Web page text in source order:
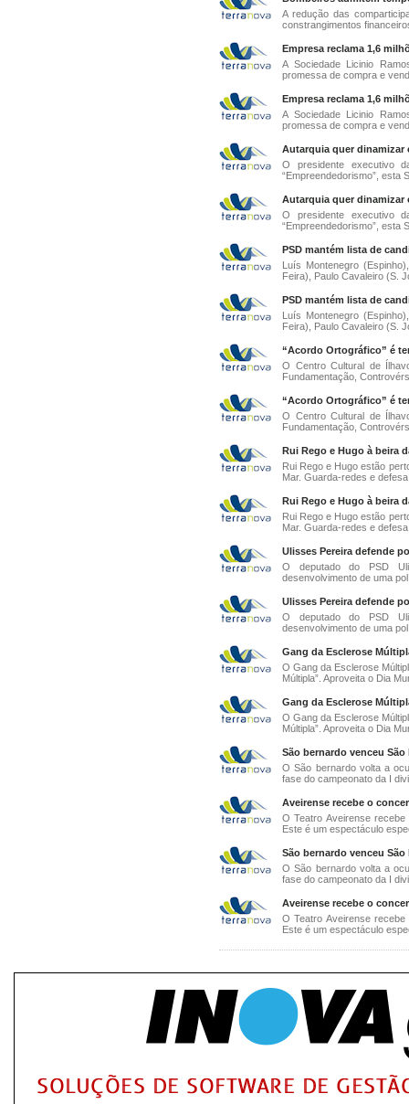
A redução das
constrangimentos
Empresa reclama 1,6
A Sociedade Licinio
promessa de compra e
Empresa reclama 1,6
A Sociedade Licinio
promessa de compra e
Autarquia quer dinamizar
O presidente executivo
“Empreendedorismo”, esta
Autarquia quer dinamizar
O presidente executivo
“Empreendedorismo”, esta
PSD mantém lista de
Luís Montenegro
Feira), Paulo Cavaleiro (S.
PSD mantém lista de
Luís Montenegro
Feira), Paulo Cavaleiro (S.
“Acordo Ortográfico” é
O Centro Cultural de
Fundamentação,
“Acordo Ortográfico” é
O Centro Cultural de
Fundamentação,
Rui Rego e Hugo à beira
Rui Rego e Hugo estão
Mar. Guarda-redes e
Rui Rego e Hugo à beira
Rui Rego e Hugo estão
Mar. Guarda-redes e
Ulisses Pereira defende
O deputado do PSD
desenvolvimento de uma
Ulisses Pereira defende
O deputado do PSD
desenvolvimento de uma
Gang da Esclerose
O Gang da Esclerose
Múltipla”. Aproveita o Dia
Gang da Esclerose
O Gang da Esclerose
Múltipla”. Aproveita o Dia
São bernardo venceu São
O São bernardo volta a
fase do campeonato da I
Aveirense recebe o
O Teatro Aveirense
Este é um espectáculo
São bernardo venceu São
O São bernardo volta a
fase do campeonato da I
Aveirense recebe o
O Teatro Aveirense
Este é um espectáculo